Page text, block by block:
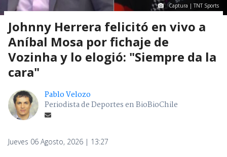
Captura | TNT Sports
Johnny Herrera felicitó en vivo a
Aníbal Mosa por fichaje de
Vozinha y lo elogió: "Siempre da la
cara"
Pablo Velozo
Periodista de Deportes en BioBioChile
Jueves 06 Agosto, 2026 | 13:27